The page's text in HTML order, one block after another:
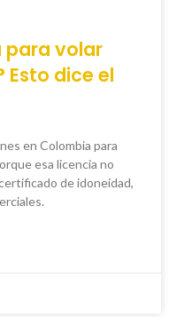
para volar
Esto dice el
en Colombia para
esa licencia no
de idoneidad,